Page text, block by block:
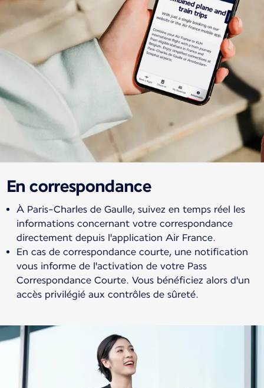
En correspondance
À Paris-Charles de Gaulle, suivez en temps réel les
informations concernant votre correspondance
directement depuis l'application Air France.
En cas de correspondance courte, une notification
vous informe de l'activation de votre Pass
Correspondance Courte. Vous bénéficiez alors d'un
accès privilégié aux contrôles de sûreté.